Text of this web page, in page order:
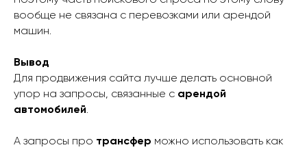
вообще не связана с перевозками или арендой
машин.
Вывод
Для продвижения сайта лучше делать основной
упор на запросы, связанные с арендой
автомобилей.
А запросы про трансфер можно использовать как